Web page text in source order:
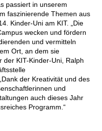
passiert in unserem
faszinierende Themen aus
Kinder-Uni am KIT. „Die
wecken und fördern
und vermitteln
Ort, an dem sie
der KIT-Kinder-Uni, Ralph
der Kreativität und des
und
auch dieses Jahr
Programm.“